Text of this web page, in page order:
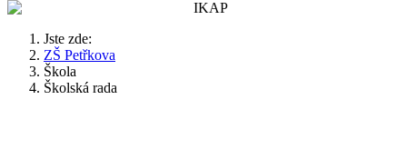
Jste zde:
ZŠ Petřkova
Škola
Školská rada